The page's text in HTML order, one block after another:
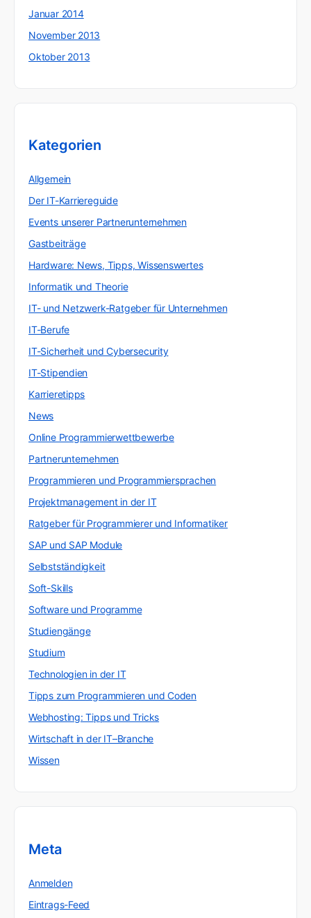
Januar 2014
November 2013
Oktober 2013
Kategorien
Allgemein
Der IT-Karriereguide
Events unserer Partnerunternehmen
Gastbeiträge
Hardware: News, Tipps, Wissenswertes
Informatik und Theorie
IT- und Netzwerk-Ratgeber für Unternehmen
IT-Berufe
IT-Sicherheit und Cybersecurity
IT-Stipendien
Karrieretipps
News
Online Programmierwettbewerbe
Partnerunternehmen
Programmieren und Programmiersprachen
Projektmanagement in der IT
Ratgeber für Programmierer und Informatiker
SAP und SAP Module
Selbstständigkeit
Soft-Skills
Software und Programme
Studiengänge
Studium
Technologien in der IT
Tipps zum Programmieren und Coden
Webhosting: Tipps und Tricks
Wirtschaft in der IT–Branche
Wissen
Meta
Anmelden
Eintrags-Feed